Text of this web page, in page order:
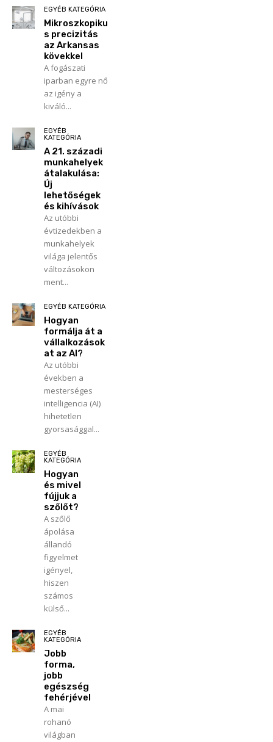
EGYÉB KATEGÓRIA
Mikroszkopiku
s precizitás
az Arkansas
kövekkel
A fogászati
iparban egyre nő
az igény a
kiváló...
EGYÉB
KATEGÓRIA
A 21. századi
munkahelyek
átalakulása:
Új
lehetőségek
és kihívások
Az utóbbi
évtizedekben a
munkahelyek
világa jelentős
változásokon
ment...
EGYÉB KATEGÓRIA
Hogyan
formálja át a
vállalkozások
at az AI?
Az utóbbi
években a
mesterséges
intelligencia (AI)
hihetetlen
gyorsasággal...
EGYÉB
KATEGÓRIA
Hogyan
és mivel
fújjuk a
szőlőt?
A szőlő
ápolása
állandó
figyelmet
igényel,
hiszen
számos
külső...
EGYÉB
KATEGÓRIA
Jobb
forma,
jobb
egészség
fehérjével
A mai
rohanó
világban